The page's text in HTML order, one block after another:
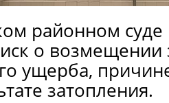
районном суде
о возмещении
ущерба,
затопления.